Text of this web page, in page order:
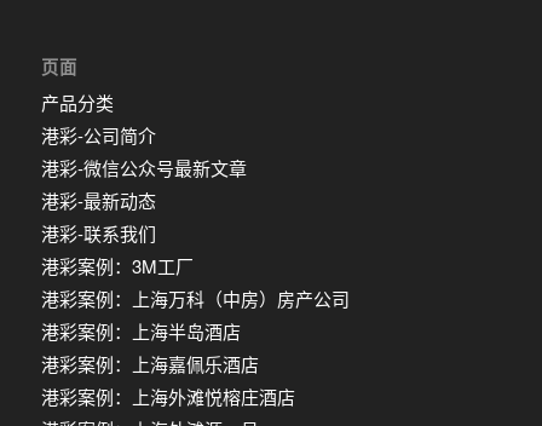
页面
产品分类
港彩-公司简介
港彩-微信公众号最新文章
港彩-最新动态
港彩-联系我们
港彩案例：3M工厂
港彩案例：上海万科（中房）房产公司
港彩案例：上海半岛酒店
港彩案例：上海嘉佩乐酒店
港彩案例：上海外滩悦榕庄酒店